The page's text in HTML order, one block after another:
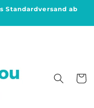
Standardversand ab